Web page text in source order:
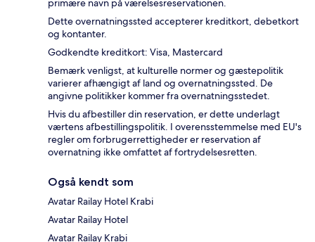
primære navn på værelsesreservationen.
Dette overnatningssted accepterer kreditkort, debetkort
og kontanter.
Godkendte kreditkort: Visa, Mastercard
Bemærk venligst, at kulturelle normer og gæstepolitik
varierer afhængigt af land og overnatningssted. De
angivne politikker kommer fra overnatningsstedet.
Hvis du afbestiller din reservation, er dette underlagt
værtens afbestillingspolitik. I overensstemmelse med EU's
regler om forbrugerrettigheder er reservation af
overnatning ikke omfattet af fortrydelsesretten.
Også kendt som
Avatar Railay Hotel Krabi
Avatar Railay Hotel
Avatar Railay Krabi